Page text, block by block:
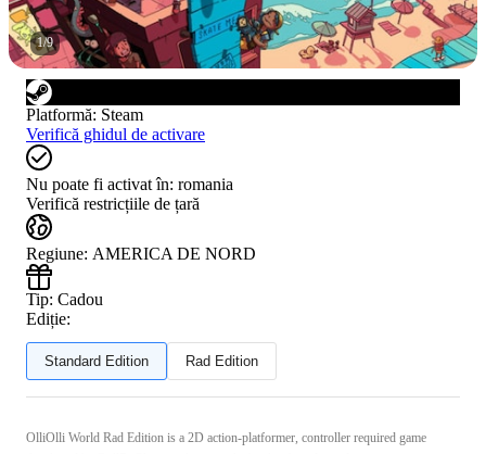
1/9
Platformă: Steam
Verifică ghidul de activare
Nu poate fi activat în: romania
Verifică restricțiile de țară
Regiune: AMERICA DE NORD
Tip: Cadou
Ediție:
Standard Edition Rad Edition
OlliOlli World Rad Edition is a 2D action-platformer, controller required game